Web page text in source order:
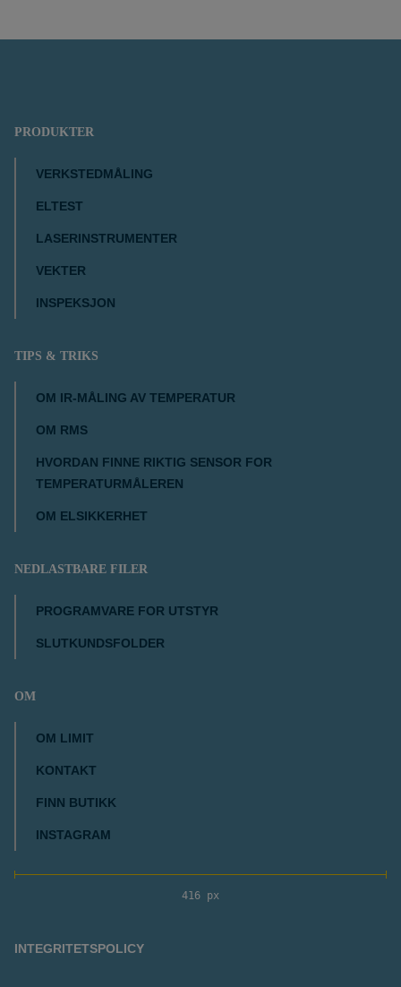
PRODUKTER
VERKSTEDMÅLING
ELTEST
LASERINSTRUMENTER
VEKTER
INSPEKSJON
TIPS & TRIKS
OM IR-MÅLING AV TEMPERATUR
OM RMS
HVORDAN FINNE RIKTIG SENSOR FOR
TEMPERATURMÅLEREN
OM ELSIKKERHET
NEDLASTBARE FILER
PROGRAMVARE FOR UTSTYR
SLUTKUNDSFOLDER
OM
OM LIMIT
KONTAKT
FINN BUTIKK
INSTAGRAM
416 px
INTEGRITETSPOLICY